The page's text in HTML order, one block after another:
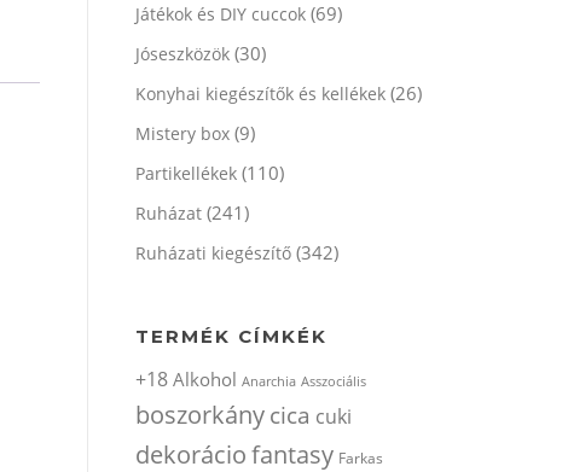
Játékok és DIY cuccok (69)
Jóseszközök (30)
Konyhai kiegészítők és kellékek (26)
Mistery box (9)
Partikellékek (110)
Ruházat (241)
Ruházati kiegészítő (342)
TERMÉK CÍMKÉK
+18 Alkohol Anarchia Asszociális
boszorkánycica cuki
dekoráciofantasy Farkas